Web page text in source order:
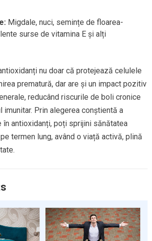
Migdale, nuci, semințe de floarea-
surse de vitamina E și alți
nu doar că protejează celulele
prematură, dar are și un impact pozitiv
reducând riscurile de boli cronice
Prin alegerea conștientă a
în antioxidanți, poți sprijini sănătatea
termen lung, având o viață activă, plină